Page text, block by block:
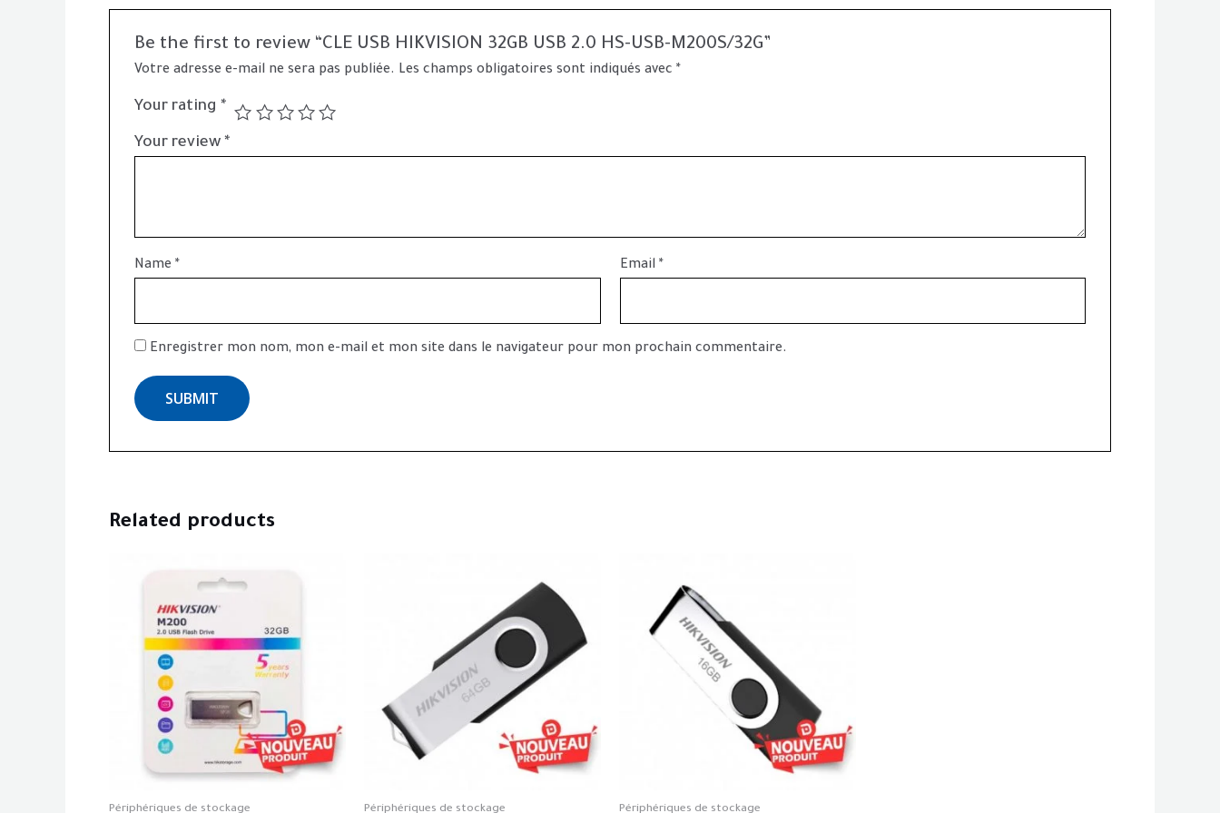
Be the first to review “CLE USB HIKVISION 32GB USB 2.0 HS-USB-M200S/32G”
Votre adresse e-mail ne sera pas publiée. Les champs obligatoires sont indiqués avec *
Your rating *
Your review *
Name * Email *
Enregistrer mon nom, mon e-mail et mon site dans le navigateur pour mon prochain commentaire.
Related products
Périphériques de stockage Périphériques de stockage Périphériques de stockage